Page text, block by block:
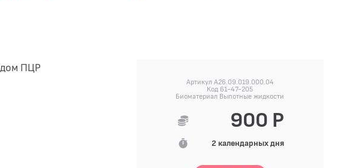
ПЦР
Артикул A26.09.019.000.04
Код 61-47-205
Биоматериал Выпотные жидкости
900 Р
2 календарных дня